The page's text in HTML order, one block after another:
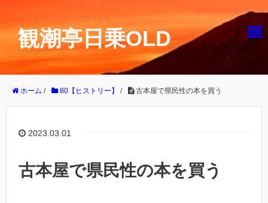
観潮亭日乗OLD
ホーム / 80【ヒストリー】 / 古本屋で県民性の本を買う
2023.03.01
古本屋で県民性の本を買う